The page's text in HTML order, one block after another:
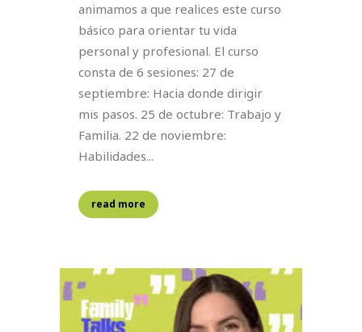
animamos a que realices este curso
básico para orientar tu vida
personal y profesional. El curso
consta de 6 sesiones: 27 de
septiembre: Hacia donde dirigir
mis pasos. 25 de octubre: Trabajo y
Familia. 22 de noviembre:
Habilidades...
read more